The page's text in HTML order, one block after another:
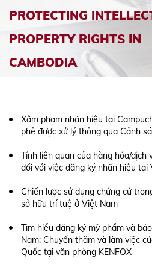
PROTECTING
PROPERTY RIGHTS IN
CAMBODIA
Xâm phạm nhãn hiệu tại
phê được xử lý thông qua Cảnh
Tính liên quan của hàng hóa/dịch
đối với việc đăng ký nhãn hiệu tại
Chiến lược sử dụng chứng cứ
sở hữu trí tuệ ở Việt Nam
Tìm hiểu đăng ký mỹ phẩm và
Nam: Chuyến thăm và làm việc
Quốc tại văn phòng KENFOX